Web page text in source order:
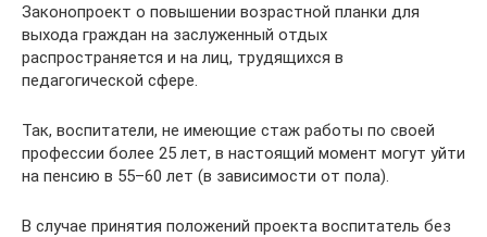
Законопроект о повышении возрастной планки для
выхода граждан на заслуженный отдых
распространяется и на лиц, трудящихся в
педагогической сфере.
Так, воспитатели, не имеющие стаж работы по своей
профессии более 25 лет, в настоящий момент могут уйти
на пенсию в 55–60 лет (в зависимости от пола).
В случае принятия положений проекта воспитатель без